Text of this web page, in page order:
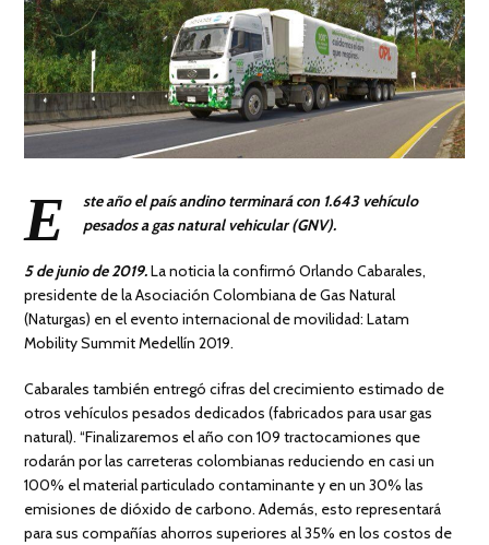
E
ste año el país andino terminará con 1.643 vehículo
pesados a gas natural vehicular (GNV).
5 de junio de 2019.La noticia la confirmó Orlando Cabarales,
presidente de la Asociación Colombiana de Gas Natural
(Naturgas) en el evento internacional de movilidad: Latam
Mobility Summit Medellín 2019.
Cabarales también entregó cifras del crecimiento estimado de
otros vehículos pesados dedicados (fabricados para usar gas
natural). “Finalizaremos el año con 109 tractocamiones que
rodarán por las carreteras colombianas reduciendo en casi un
100% el material particulado contaminante y en un 30% las
emisiones de dióxido de carbono. Además, esto representará
para sus compañías ahorros superiores al 35% en los costos de